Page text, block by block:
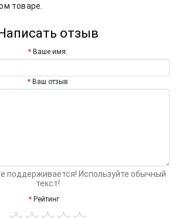
товаре.
отзыв
Ваше имя:
Ваш отзыв
поддерживается! Используйте обычный
текст!
Рейтинг